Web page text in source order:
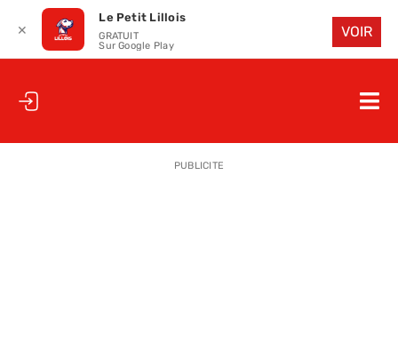
à
PUBLICITE
✕
Le Petit Lillois
GRATUIT
Sur Google Play
VOIR